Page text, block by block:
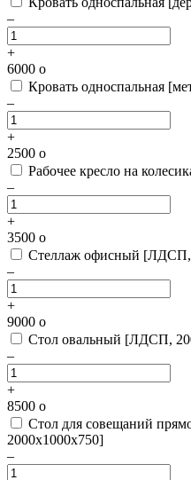
–
+
6000 o
Кровать односпальная
–
+
2500 o
Рабочее кресло на
–
+
3500 o
Стеллаж офисный [ЛДСП,
–
+
9000 o
Стол овальный [ЛДСП,
–
+
8500 o
Стол для совещаний
2000х1000х750]
–